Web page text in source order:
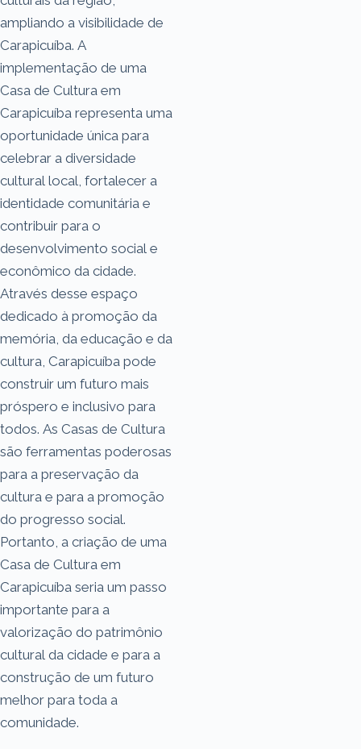
ampliando a visibilidade de
Carapicuíba. A
implementação de uma
Casa de Cultura em
Carapicuíba representa uma
oportunidade única para
celebrar a diversidade
cultural local, fortalecer a
identidade comunitária e
contribuir para o
desenvolvimento social e
econômico da cidade.
Através desse espaço
dedicado à promoção da
memória, da educação e da
cultura, Carapicuíba pode
construir um futuro mais
próspero e inclusivo para
todos. As Casas de Cultura
são ferramentas poderosas
para a preservação da
cultura e para a promoção
do progresso social.
Portanto, a criação de uma
Casa de Cultura em
Carapicuíba seria um passo
importante para a
valorização do patrimônio
cultural da cidade e para a
construção de um futuro
melhor para toda a
comunidade.